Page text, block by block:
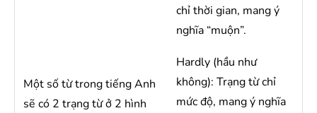
Một số từ trong tiếng Anh
sẽ có 2 trạng từ ở 2 hình
chỉ thời gian, mang ý
nghĩa “muộn”.
Hardly (hầu như
không): Trạng từ chỉ
mức độ, mang ý nghĩa